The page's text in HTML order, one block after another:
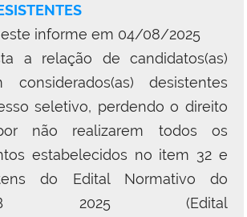
informe em 04/08/2025
a relação de candidatos(as)
desistentes
seletivo, perdendo o direito
não realizarem todos os
estabelecidos no item 32 e
do Edital Normativo do
2025 (Edital